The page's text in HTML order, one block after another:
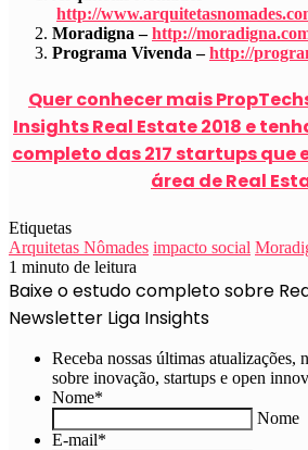
http://
Moradigna –http://
Programa Vivenda –http://
Quer conhecer mais
Insights Real Estate 2018 e
completo das 217 startups que
área de Real
Etiquetas
Arquitetas Nômades impacto social
1 minuto de leitura
Baixe o estudo completo sobre
Newsletter Liga Insights
Receba nossas últimas atualizações,
sobre inovação, startups e open
Nome*
Nome
E-mail*